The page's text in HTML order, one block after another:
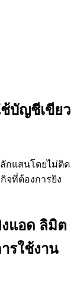
บัญชีเขียว
กแสนโดยไม่ติด
จที่ต้องการยิง
แอด ลิมิต
รใช้งาน